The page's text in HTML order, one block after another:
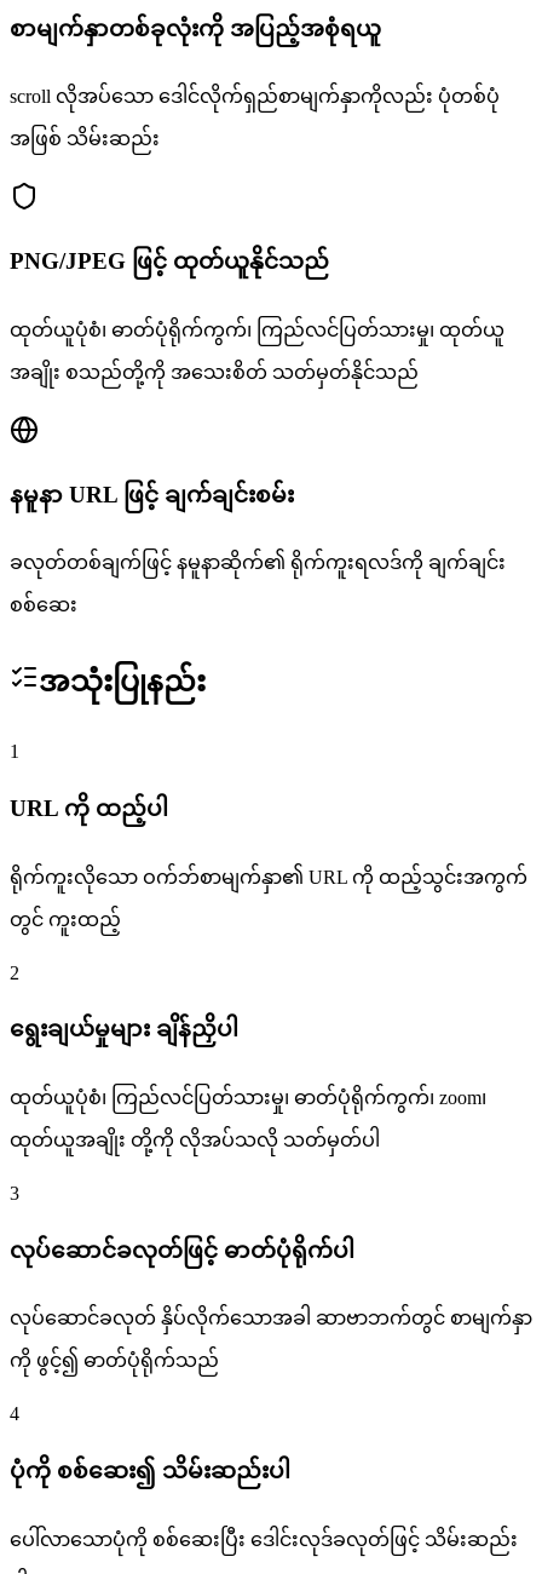
စာမျက်နှာတစ်ခုလုံးကို အပြည့်အစုံရယူ
scroll လိုအပ်သော ဒေါင်လိုက်ရှည်စာမျက်နှာကိုလည်း ပုံတစ်ပုံ
အဖြစ် သိမ်းဆည်း
PNG/JPEG ဖြင့် ထုတ်ယူနိုင်သည်
ထုတ်ယူပုံစံ၊ ဓာတ်ပုံရိုက်ကွက်၊ ကြည်လင်ပြတ်သားမှု၊ ထုတ်ယူ
အချိုး စသည်တို့ကို အသေးစိတ် သတ်မှတ်နိုင်သည်
နမူနာ URL ဖြင့် ချက်ချင်းစမ်း
ခလုတ်တစ်ချက်ဖြင့် နမူနာဆိုက်၏ ရိုက်ကူးရလဒ်ကို ချက်ချင်း
စစ်ဆေး
အသုံးပြုနည်း
1
URL ကို ထည့်ပါ
ရိုက်ကူးလိုသော ဝက်ဘ်စာမျက်နှာ၏ URL ကို ထည့်သွင်းအကွက်
တွင် ကူးထည့်
2
ရွေးချယ်မှုများ ချိန်ညှိပါ
ထုတ်ယူပုံစံ၊ ကြည်လင်ပြတ်သားမှု၊ ဓာတ်ပုံရိုက်ကွက်၊ zoom၊
ထုတ်ယူအချိုး တို့ကို လိုအပ်သလို သတ်မှတ်ပါ
3
လုပ်ဆောင်ခလုတ်ဖြင့် ဓာတ်ပုံရိုက်ပါ
လုပ်ဆောင်ခလုတ် နှိပ်လိုက်သောအခါ ဆာဗာဘက်တွင် စာမျက်နှာ
ကို ဖွင့်၍ ဓာတ်ပုံရိုက်သည်
4
ပုံကို စစ်ဆေး၍ သိမ်းဆည်းပါ
ပေါ်လာသောပုံကို စစ်ဆေးပြီး ဒေါင်းလုဒ်ခလုတ်ဖြင့် သိမ်းဆည်း